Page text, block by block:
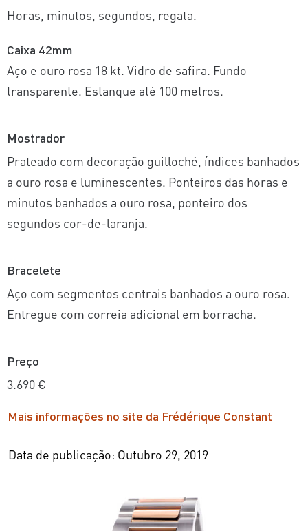
Horas, minutos, segundos, regata.
Caixa 42mm
Aço e ouro rosa 18 kt. Vidro de safira. Fundo
transparente. Estanque até 100 metros.
Mostrador
Prateado com decoração guilloché, índices banhados
a ouro rosa e luminescentes. Ponteiros das horas e
minutos banhados a ouro rosa, ponteiro dos
segundos cor-de-laranja.
Bracelete
Aço com segmentos centrais banhados a ouro rosa.
Entregue com correia adicional em borracha.
Preço
3.690 €
Mais informações no site da Frédérique Constant
Data de publicação: Outubro 29, 2019